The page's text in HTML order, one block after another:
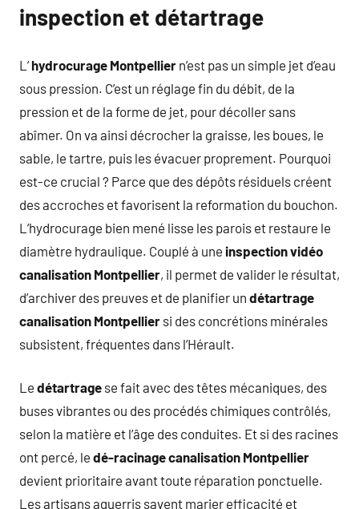
inspection et détartrage
L’hydrocurage Montpellier n’est pas un simple jet d’eau
sous pression. C’est un réglage fin du débit, de la
pression et de la forme de jet, pour décoller sans
abîmer. On va ainsi décrocher la graisse, les boues, le
sable, le tartre, puis les évacuer proprement. Pourquoi
est-ce crucial ? Parce que des dépôts résiduels créent
des accroches et favorisent la reformation du bouchon.
L’hydrocurage bien mené lisse les parois et restaure le
diamètre hydraulique. Couplé à une inspection vidéo
canalisation Montpellier, il permet de valider le résultat,
d’archiver des preuves et de planifier un détartrage
canalisation Montpellier si des concrétions minérales
subsistent, fréquentes dans l’Hérault.
Le détartrage se fait avec des têtes mécaniques, des
buses vibrantes ou des procédés chimiques contrôlés,
selon la matière et l’âge des conduites. Et si des racines
ont percé, le dé-racinage canalisation Montpellier
devient prioritaire avant toute réparation ponctuelle.
Les artisans aguerris savent marier efficacité et